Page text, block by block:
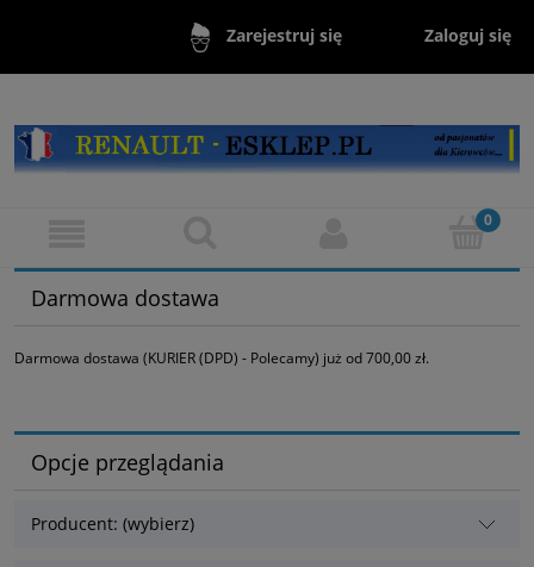
Zarejestruj się Zaloguj się
Darmowa dostawa
Darmowa dostawa (KURIER (DPD) - Polecamy) już od 700,00 zł.
Opcje przeglądania
Producent: (wybierz)